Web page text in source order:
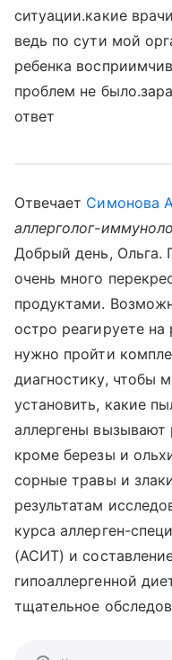
ситуации.какие
ведь по сути мой
ребенка
проблем не
ответ
Отвечает Симонова
аллерголог-
Добрый день, Ольга.
очень много
продуктами.
остро реагируете
нужно пройти
диагностику, чтобы
установить, какие
аллергены
кроме березы и
сорные травы и
результатам
курса аллерген-
(АСИТ) и
гипоаллергенной
тщательное